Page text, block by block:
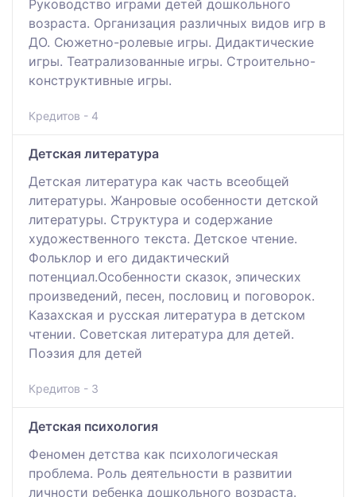
Руководство играми детей дошкольного
возраста. Организация различных видов игр в
ДО. Сюжетно-ролевые игры. Дидактические
игры. Театрализованные игры. Строительно-
конструктивные игры.
Кредитов - 4
Детская литература
Детская литература как часть всеобщей
литературы. Жанровые особенности детской
литературы. Структура и содержание
художественного текста. Детское чтение.
Фольклор и его дидактический
потенциал.Особенности сказок, эпических
произведений, песен, пословиц и поговорок.
Казахская и русская литература в детском
чтении. Советская литература для детей.
Поэзия для детей
Кредитов - 3
Детская психология
Феномен детства как психологическая
проблема. Роль деятельности в развитии
личности ребенка дошкольного возраста.